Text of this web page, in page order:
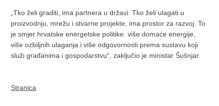
„Tko želi graditi, ima partnera u državi. Tko želi ulagati u
proizvodnju, mrežu i stvarne projekte, ima prostor za razvoj. To
je smjer hrvatske energetske politike: više domaće energije,
više ozbiljnih ulaganja i više odgovornosti prema sustavu koji
služi građanima i gospodarstvu“, zaključio je ministar Šušnjar.
Stranica